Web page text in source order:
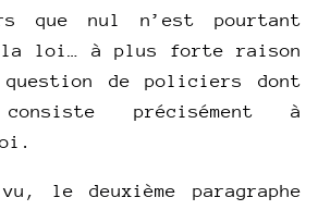
que nul n’est pourtant
la loi… à plus forte raison
de policiers dont
précisément à
vu, le deuxième paragraphe